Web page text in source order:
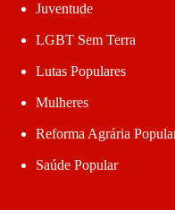
Juventude
LGBT Sem Terra
Lutas Populares
Mulheres
Reforma Agrária
Saúde Popular